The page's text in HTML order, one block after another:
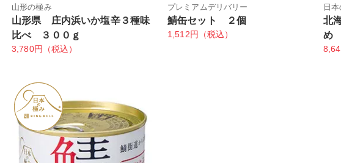
山形の極み
山形県 庄内浜いか塩辛３種味
比べ ３００ｇ
3,780円（税込）
プレミアムデリバリー
鯖缶セット ２個
1,512円（税込）
日
北
め